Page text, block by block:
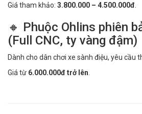
Giá tham khảo: 3.800.000 – 4.500.000đ
🔸 Phuộc Ohlins phiên
(Full CNC, ty vàng đậm)
Dành cho dân chơi xe sành điệu, yêu cầu
Giá từ 6.000.000đ trở lên